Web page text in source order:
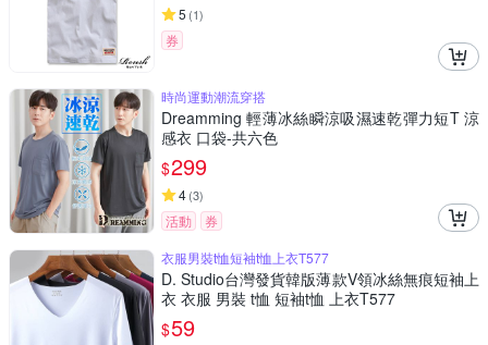
5 (1)
券
時尚運動潮流穿搭
Dreamming 輕薄冰絲瞬涼吸濕速乾彈力短T 涼
感衣 口袋-共六色
$299
4(3)
活動
券
衣服男裝t恤短袖t恤上衣T577
D. Studio台灣發貨韓版薄款V領冰絲無痕短袖上
衣 衣服 男裝 t恤 短袖t恤 上衣T577
$59